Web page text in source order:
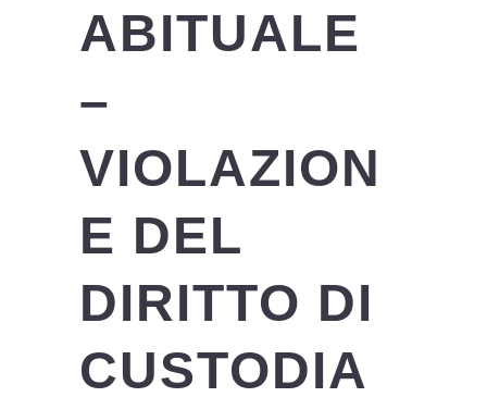
ABITUALE
–
VIOLAZION
E DEL
DIRITTO DI
CUSTODIA